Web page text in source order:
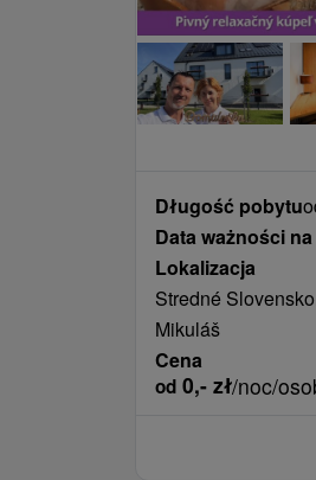
Długość pobytu
Data ważności
Lokalizacja
Stredné
Mikuláš
Cena
od 0,- zł/noc/